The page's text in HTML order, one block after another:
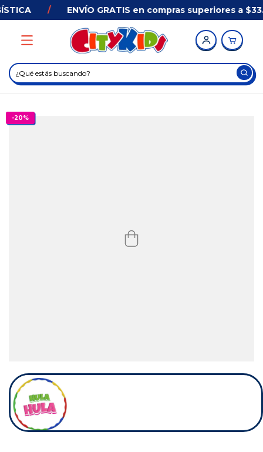
ENVÍO GRATIS en compras superiores a
-20%